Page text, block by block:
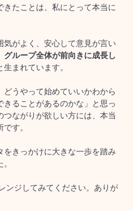
きたことは、私にとって本当に
気がよく、安心して意見が言い
グループ全体が前向きに成長し
生まれています。
どうやって始めていいかわから
きることがあるのかな」と思っ
つながりが欲しい方には、本当
す。
をきっかけに大きな一歩を踏み
ンジしてみてください。ありが